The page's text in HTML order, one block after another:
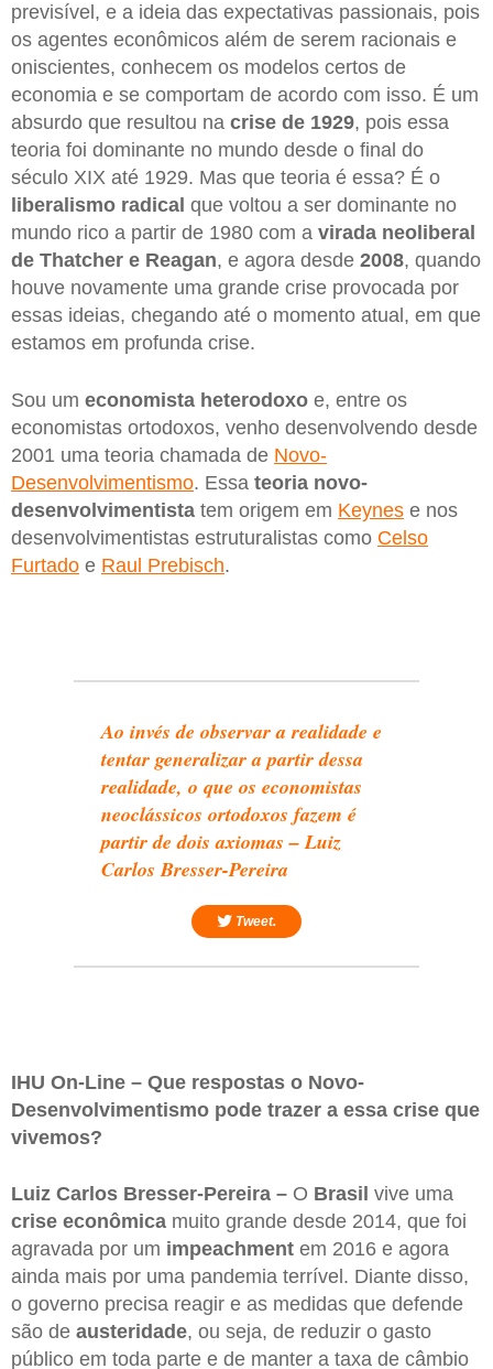
previsível, e a ideia das expectativas passionais, pois
os agentes econômicos além de serem racionais e
oniscientes, conhecem os modelos certos de
economia e se comportam de acordo com isso. É um
absurdo que resultou na crise de 1929, pois essa
teoria foi dominante no mundo desde o final do
século XIX até 1929. Mas que teoria é essa? É o
liberalismo radical que voltou a ser dominante no
mundo rico a partir de 1980 com a virada neoliberal
de Thatcher e Reagan, e agora desde 2008, quando
houve novamente uma grande crise provocada por
essas ideias, chegando até o momento atual, em que
estamos em profunda crise.
Sou um economista heterodoxo e, entre os
economistas ortodoxos, venho desenvolvendo desde
2001 uma teoria chamada de Novo-
Desenvolvimentismo. Essa teoria novo-
desenvolvimentista tem origem em Keynes e nos
desenvolvimentistas estruturalistas como Celso
Furtado e Raul Prebisch.
Ao invés de observar a realidade e
tentar generalizar a partir dessa
realidade, o que os economistas
neoclássicos ortodoxos fazem é
partir de dois axiomas – Luiz
Carlos Bresser-Pereira
Tweet.
IHU On-Line – Que respostas o Novo-
Desenvolvimentismo pode trazer a essa crise que
vivemos?
Luiz Carlos Bresser-Pereira – O Brasil vive uma
crise econômica muito grande desde 2014, que foi
agravada por um impeachment em 2016 e agora
ainda mais por uma pandemia terrível. Diante disso,
o governo precisa reagir e as medidas que defende
são de austeridade, ou seja, de reduzir o gasto
público em toda parte e de manter a taxa de câmbio